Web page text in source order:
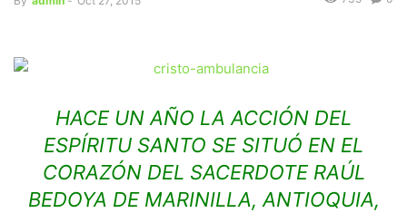
HACE UN AÑO LA ACCIÓN DEL
ESPÍRITU SANTO SE SITUÓ EN EL
CORAZÓN DEL SACERDOTE RAÚL
BEDOYA DE MARINILLA, ANTIOQUIA,